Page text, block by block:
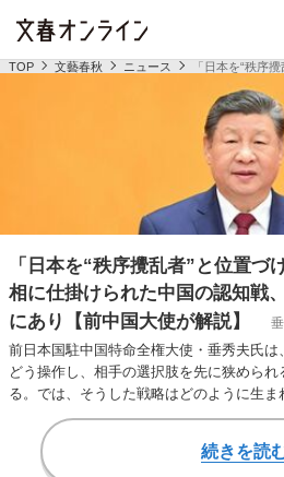
TOP 文藝春秋 ニュース 「日本を“秩序
「日本を“秩序攪乱者”と位置
相に仕掛けられた中国の認知戦
にあり【前中国大使が解説】
前日本国駐中国特命全権大使・垂秀夫氏
どう操作し、相手の選択肢を先に狭めら
る。では、そうした戦略はどのように生
きたのか。垂氏の寄…
続きを読